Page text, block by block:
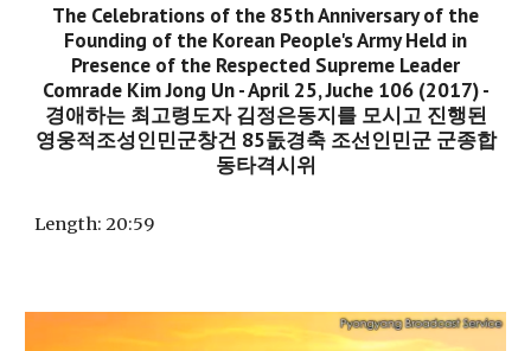
The Celebrations of the 85th Anniversary of the
Founding of the Korean People's Army Held in
Presence of the Respected Supreme Leader
Comrade Kim Jong Un - April 25, Juche 106 (2017) -
경애하는 최고령도자 김정은동지를 모시고 진행된
영웅적조성인민군창건 85돐경축 조선인민군 군종합
동타격시위
Length:20:59